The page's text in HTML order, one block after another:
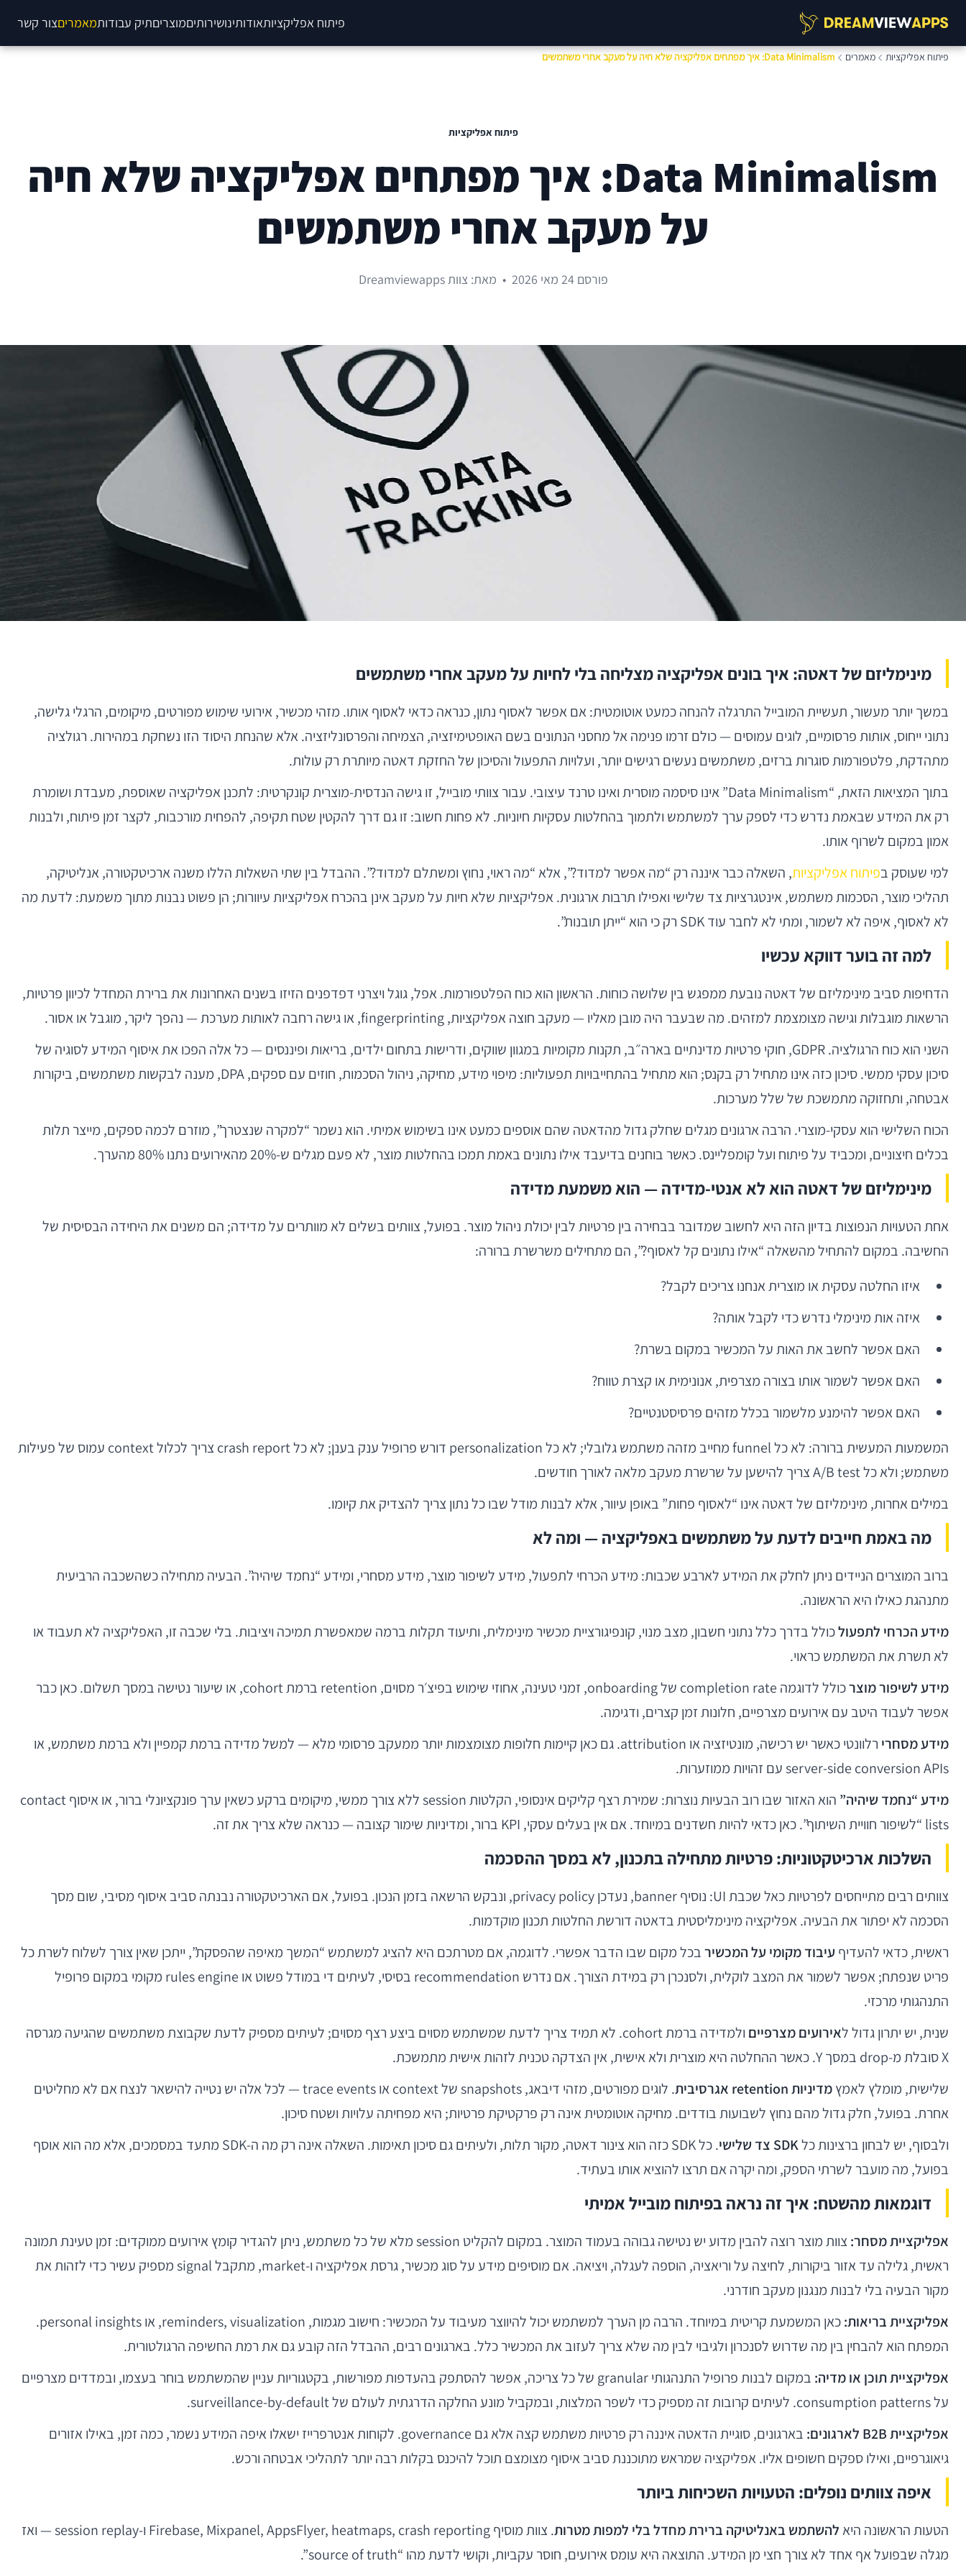
פיתוח אפליקציותאודותינושירותיםמוצריםתיק עבודותמאמריםצור קשר
פיתוח אפליקציות מאמרים Data Minimalism: איך מפתחים אפליקציה שלא חיה על מעקב אחרי משתמשים
פיתוח אפליקציות
Data Minimalism: איך מפתחים אפליקציה שלא חיה
על מעקב אחרי משתמשים
פורסם 24 מאי 2026 • מאת: צוות Dreamviewapps
מינימליזם של דאטה: איך בונים אפליקציה מצליחה בלי לחיות על מעקב אחרי משתמשים
במשך יותר מעשור, תעשיית המובייל התרגלה להנחה כמעט אוטומטית: אם אפשר לאסוף נתון, כנראה כדאי לאסוף אותו. מזהי מכשיר, אירועי שימוש מפורטים, מיקומים, הרגלי גלישה,
נתוני ייחוס, אותות פרסומיים, לוגים עמוסים — כולם זרמו פנימה אל מחסני הנתונים בשם האופטימיזציה, הצמיחה והפרסונליזציה. אלא שהנחת היסוד הזו נשחקת במהירות. רגולציה
מתהדקת, פלטפורמות סוגרות ברזים, משתמשים נעשים רגישים יותר, ועלויות התפעול והסיכון של החזקת דאטה מיותרת רק עולות.
בתוך המציאות הזאת, “Data Minimalism” אינו סיסמה מוסרית ואינו טרנד עיצובי. עבור צוותי מובייל, זו גישה הנדסית-מוצרית קונקרטית: לתכנן אפליקציה שאוספת, מעבדת ושומרת
רק את המידע שבאמת נדרש כדי לספק ערך למשתמש ולתמוך בהחלטות עסקיות חיוניות. לא פחות חשוב: זו גם דרך להקטין שטח תקיפה, להפחית מורכבות, לקצר זמן פיתוח, ולבנות
אמון במקום לשרוף אותו.
למי שעוסק בפיתוח אפליקציות, השאלה כבר איננה רק “מה אפשר למדוד?”, אלא “מה ראוי, נחוץ ומשתלם למדוד?”. ההבדל בין שתי השאלות הללו משנה ארכיטקטורה, אנליטיקה,
תהליכי מוצר, הסכמות משתמש, אינטגרציות צד שלישי ואפילו תרבות ארגונית. אפליקציות שלא חיות על מעקב אינן בהכרח אפליקציות עיוורות; הן פשוט נבנות מתוך משמעת: לדעת מה
לא לאסוף, איפה לא לשמור, ומתי לא לחבר עוד SDK רק כי הוא “ייתן תובנות”.
למה זה בוער דווקא עכשיו
הדחיפות סביב מינימליזם של דאטה נובעת ממפגש בין שלושה כוחות. הראשון הוא כוח הפלטפורמות. אפל, גוגל ויצרני דפדפנים הזיזו בשנים האחרונות את ברירת המחדל לכיוון פרטיות,
הרשאות מוגבלות וגישה מצומצמת למזהים. מה שבעבר היה מובן מאליו — מעקב חוצה אפליקציות, fingerprinting, או גישה רחבה לאותות מערכת — נהפך ליקר, מוגבל או אסור.
השני הוא כוח הרגולציה. GDPR, חוקי פרטיות מדינתיים בארה״ב, תקנות מקומיות במגוון שווקים, ודרישות בתחום ילדים, בריאות ופיננסים — כל אלה הפכו את איסוף המידע לסוגיה של
סיכון עסקי ממשי. סיכון כזה אינו מתחיל רק בקנס; הוא מתחיל בהתחייבויות תפעוליות: מיפוי מידע, מחיקה, ניהול הסכמות, חוזים עם ספקים, DPA, מענה לבקשות משתמשים, ביקורות
אבטחה, ותחזוקה מתמשכת של שלל מערכות.
הכוח השלישי הוא עסקי-מוצרי. הרבה ארגונים מגלים שחלק גדול מהדאטה שהם אוספים כמעט אינו בשימוש אמיתי. הוא נשמר “למקרה שנצטרך”, מוזרם לכמה ספקים, מייצר תלות
בכלים חיצוניים, ומכביד על פיתוח ועל קומפליינס. כאשר בוחנים בדיעבד אילו נתונים באמת תמכו בהחלטות מוצר, לא פעם מגלים ש-20% מהאירועים נתנו 80% מהערך.
מינימליזם של דאטה הוא לא אנטי-מדידה — הוא משמעת מדידה
אחת הטעויות הנפוצות בדיון הזה היא לחשוב שמדובר בבחירה בין פרטיות לבין יכולת ניהול מוצר. בפועל, צוותים בשלים לא מוותרים על מדידה; הם משנים את היחידה הבסיסית של
החשיבה. במקום להתחיל מהשאלה “אילו נתונים קל לאסוף?”, הם מתחילים משרשרת ברורה:
איזו החלטה עסקית או מוצרית אנחנו צריכים לקבל?
איזה אות מינימלי נדרש כדי לקבל אותה?
האם אפשר לחשב את האות על המכשיר במקום בשרת?
האם אפשר לשמור אותו בצורה מצרפית, אנונימית או קצרת טווח?
האם אפשר להימנע מלשמור בכלל מזהים פרסיסטנטיים?
המשמעות המעשית ברורה: לא כל funnel מחייב מזהה משתמש גלובלי; לא כל personalization דורש פרופיל ענק בענן; לא כל crash report צריך לכלול context עמוס של פעילות
משתמש; ולא כל A/B test צריך להישען על שרשרת מעקב מלאה לאורך חודשים.
במילים אחרות, מינימליזם של דאטה אינו “לאסוף פחות” באופן עיוור, אלא לבנות מודל שבו כל נתון צריך להצדיק את קיומו.
מה באמת חייבים לדעת על משתמשים באפליקציה — ומה לא
ברוב המוצרים הניידים ניתן לחלק את המידע לארבע שכבות: מידע הכרחי לתפעול, מידע לשיפור מוצר, מידע מסחרי, ומידע “נחמד שיהיה”. הבעיה מתחילה כשהשכבה הרביעית
מתנהגת כאילו היא הראשונה.
מידע הכרחי לתפעולכולל בדרך כלל נתוני חשבון, מצב מנוי, קונפיגורציית מכשיר מינימלית, ותיעוד תקלות ברמה שמאפשרת תמיכה ויציבות. בלי שכבה זו, האפליקציה לא תעבוד או
לא תשרת את המשתמש כראוי.
מידע לשיפור מוצר
כולל לדוגמה completion rate של onboarding, זמני טעינה, אחוזי שימוש בפיצ׳ר מסוים, retention ברמת cohort, או שיעור נטישה במסך תשלום. כאן כבר
אפשר לעבוד היטב עם אירועים מצרפיים, חלונות זמן קצרים, ודגימה.
מידע מסחרי
רלוונטי כאשר יש רכישה, מונטיזציה או attribution. גם כאן קיימות חלופות מצומצמות יותר ממעקב פרסומי מלא — למשל מדידה ברמת קמפיין ולא ברמת משתמש, או
server-side conversion APIs עם זהויות ממוזערות.
מידע “נחמד שיהיה”
הוא האזור שבו רוב הבעיות נוצרות: שמירת רצף קליקים אינסופי, הקלטות session ללא צורך ממשי, מיקומים ברקע כשאין ערך פונקציונלי ברור, או איסוף contact
lists “לשיפור חוויית השיתוף”. כאן כדאי להיות חשדנים במיוחד. אם אין בעלים עסקי, KPI ברור, ומדיניות שימור קצובה — כנראה שלא צריך את זה.
השלכות ארכיטקטוניות: פרטיות מתחילה בתכנון, לא במסך ההסכמה
צוותים רבים מתייחסים לפרטיות כאל שכבת UI: נוסיף banner, נעדכן privacy policy, ונבקש הרשאה בזמן הנכון. בפועל, אם הארכיטקטורה נבנתה סביב איסוף מסיבי, שום מסך
הסכמה לא יפתור את הבעיה. אפליקציה מינימליסטית בדאטה דורשת החלטות תכנון מוקדמות.
ראשית, כדאי להעדיף עיבוד מקומי על המכשירבכל מקום שבו הדבר אפשרי. לדוגמה, אם מטרתכם היא להציג למשתמש “המשך מאיפה שהפסקת”, ייתכן שאין צורך לשלוח לשרת כל
פריט שנפתח; אפשר לשמור את המצב לוקלית, ולסנכרן רק במידת הצורך. אם נדרש recommendation בסיסי, לעיתים די במודל פשוט או rules engine מקומי במקום פרופיל
התנהגותי מרכזי.
שנית, יש יתרון גדול לאירועים מצרפיים
ולמדידה ברמת cohort. לא תמיד צריך לדעת שמשתמש מסוים ביצע רצף מסוים; לעיתים מספיק לדעת שקבוצת משתמשים שהגיעה מגרסה
X סובלת מ-drop במסך Y. כאשר ההחלטה היא מוצרית ולא אישית, אין הצדקה טכנית לזהות אישית מתמשכת.
שלישית, מומלץ לאמץמדיניות retention אגרסיבית
. לוגים מפורטים, מזהי דיבאג, snapshots של context או trace events — לכל אלה יש נטייה להישאר לנצח אם לא מחליטים
אחרת. בפועל, חלק גדול מהם נחוץ לשבועות בודדים. מחיקה אוטומטית אינה רק פרקטיקת פרטיות; היא מפחיתה עלויות ושטח סיכון.
ולבסוף, יש לבחון ברצינות כלSDK צד שלישי
. כל SDK כזה הוא צינור דאטה, מקור תלות, ולעיתים גם סיכון תאימות. השאלה אינה רק מה ה-SDK מתעד במסמכים, אלא מה הוא אוסף
בפועל, מה מועבר לשרתי הספק, ומה יקרה אם תרצו להוציא אותו בעתיד.
דוגמאות מהשטח: איך זה נראה בפיתוח מובייל אמיתי
אפליקציית מסחר:
צוות מוצר רוצה להבין מדוע יש נטישה גבוהה בעמוד המוצר. במקום להקליט session מלא של כל משתמש, ניתן להגדיר קומץ אירועים ממוקדים: זמן טעינת תמונה
ראשית, גלילה עד אזור ביקורות, לחיצה על וריאציה, הוספה לעגלה, ויציאה. אם מוסיפים מידע על סוג מכשיר, גרסת אפליקציה ו-market, מתקבל signal מספיק עשיר כדי לזהות את
מקור הבעיה בלי לבנות מנגנון מעקב חודרני.
אפליקציית בריאות:
כאן המשמעת קריטית במיוחד. הרבה מן הערך למשתמש יכול להיווצר מעיבוד על המכשיר: חישוב מגמות, reminders, visualization, או personal insights.
המפתח הוא להבחין בין מה שדרוש לסנכרון ולגיבוי לבין מה שלא צריך לעזוב את המכשיר כלל. בארגונים רבים, ההבדל הזה קובע גם את רמת החשיפה הרגולטורית.
אפליקציית תוכן או מדיה:
במקום לבנות פרופיל התנהגותי granular של כל צריכה, אפשר להסתפק בהעדפות מפורשות, בקטגוריות עניין שהמשתמש בוחר בעצמו, ובמדדים מצרפיים
על consumption patterns. לעיתים קרובות זה מספיק כדי לשפר המלצות, ובמקביל מונע החלקה הדרגתית לעולם של surveillance-by-default.
אפליקציית B2B לארגונים:
בארגונים, סוגיית הדאטה איננה רק פרטיות משתמש קצה אלא גם govern­ance. לקוחות אנטרפרייז ישאלו איפה המידע נשמר, כמה זמן, באילו אזורים
גיאוגרפיים, ואילו ספקים חשופים אליו. אפליקציה שמראש מתוכננת סביב איסוף מצומצם תוכל להיכנס בקלות רבה יותר לתהליכי אבטחה ורכש.
איפה צוותים נופלים: הטעויות השכיחות ביותר
הטעות הראשונה היאלהשתמש באנליטיקה ברירת מחדל בלי למפות מטרות
. צוות מוסיף Firebase, Mixpanel, AppsFlyer, heatmaps, crash reporting ו-session replay — ואז
מגלה שבפועל אף אחד לא צורך חצי מן המידע. התוצאה היא עומס אירועים, חוסר עקביות, וקושי לדעת מהו “source of truth”.